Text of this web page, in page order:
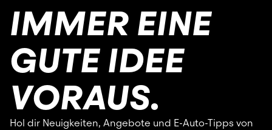
IMMER EINE
GUTE IDEE
VORAUS.
Hol dir Neuigkeiten, Angebote und E-Auto-Tipps von